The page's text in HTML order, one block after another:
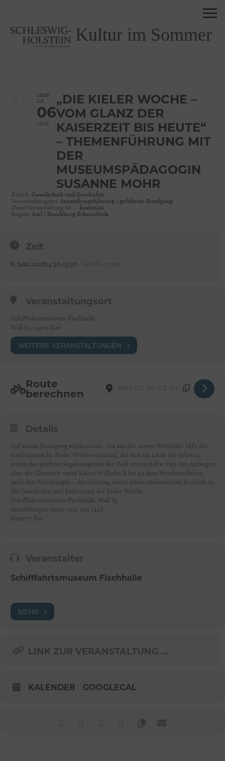
Kultur im Sommer
2026
SA
06
JUN
„DIE KIELER WOCHE –
VOM GLANZ DER
KAISERZEIT BIS HEUTE“
– THEMENFÜHRUNG MIT
DER
MUSEUMSPÄDAGOGIN
SUSANNE MOHR
Rubrik Gesellschaft und Geschichte
Veranstaltungsart Ausstellungsführung / geführter Rundgang
Diese Veranstaltung ist … kostenlos
Region Kiel / Rendsburg-Eckernförde
Zeit
6. Juni 202614:30-15:30
Veranstaltungsort
Schifffahrtsmuseum Fischhalle
Wall 65, 24103 Kiel
WEITERE VERANSTALTUNGEN
Route
berechnen
Address - „Die Kieler Woche – vom Glanz
Destination Address - „Die Kieler
Details
Auf einem Rundgang erfahren wir, wie aus der ersten Wettfahrt 1881 die
traditionsreche Kieler Woche entstand, die sich im Laufe der Jahre zu
einem der größten Segelereignisse der Welt entwickelte. Von den Anfängen
über die Glanzzeit unter Kaiser Wilhelm II bis zu dem Wiederaufleben
nach den Weltkriegen – die Führung bietet einen umfassenden Einblick in
die Geschichte und Bedeutung der Kieler Woche.
Schifffahrtsmuseum Fischhalle, Wall 65
Anmeldungen unter 0431 901 3428
Eintritt frei
Veranstalter
Schifffahrtsmuseum Fischhalle
MEHR
LINK ZUR VERANSTALTUNG ...
KALENDER GOOGLECAL